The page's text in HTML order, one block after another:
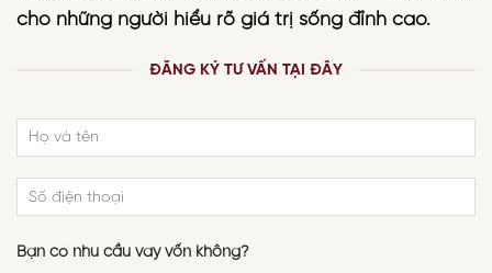
cho những người hiểu rõ giá trị sống đỉnh cao.
ĐĂNG KÝ TƯ VẤN TẠI ĐÂY
Bạn có nhu cầu vay vốn không?